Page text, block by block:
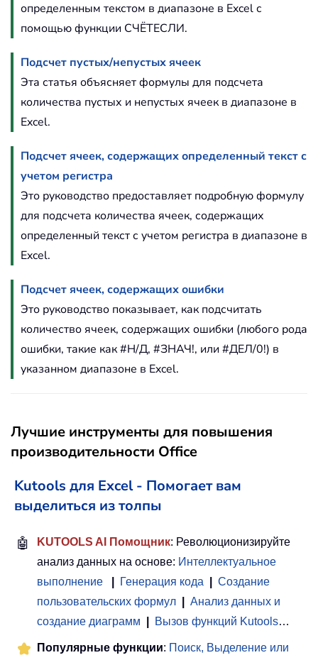
определенным текстом в диапазоне в Excel с
помощью функции СЧЁТЕСЛИ.
Подсчет пустых/непустых ячеек
Эта статья объясняет формулы для подсчета
количества пустых и непустых ячеек в диапазоне в
Excel.
Подсчет ячеек, содержащих определенный текст с
учетом регистра
Это руководство предоставляет подробную формулу
для подсчета количества ячеек, содержащих
определенный текст с учетом регистра в диапазоне в
Excel.
Подсчет ячеек, содержащих ошибки
Это руководство показывает, как подсчитать
количество ячеек, содержащих ошибки (любого рода
ошибки, такие как #Н/Д, #ЗНАЧ!, или #ДЕЛ/0!) в
указанном диапазоне в Excel.
Лучшие инструменты для повышения
производительности Office
Kutools для Excel - Помогает вам
выделиться из толпы
🤖 KUTOOLS AI Помощник: Революционизируйте
анализ данных на основе: Интеллектуальное
выполнение
Генерация кода
Создание
пользовательских формул
Анализ данных и
создание диаграмм
Вызов функций Kutools…
Популярные функции: Поиск, Выделение или